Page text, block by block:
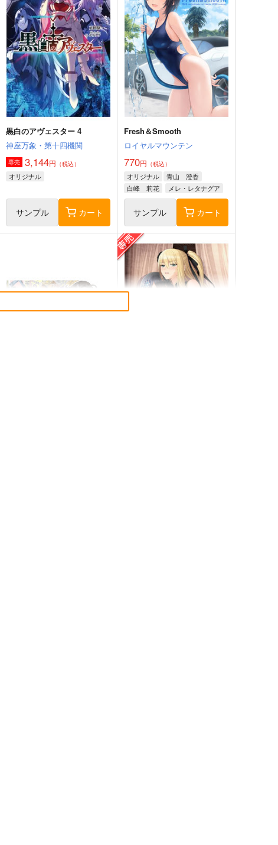
黒白のアヴェスター 4
神座万象・第十四機関
専売 3,144円 （税込）
オリジナル
サンプル カート
Fresh＆Smooth
ロイヤルマウンテン
770円 （税込）
オリジナル
青山 澄香
白峰 莉花
メレ・レタナグア
サンプル カート